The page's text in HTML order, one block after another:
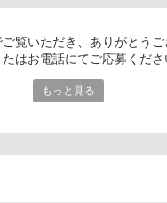
覧いただき、ありがとうご
はお電話にてご応募くださ
（所要時間は約2分）
もっと見る